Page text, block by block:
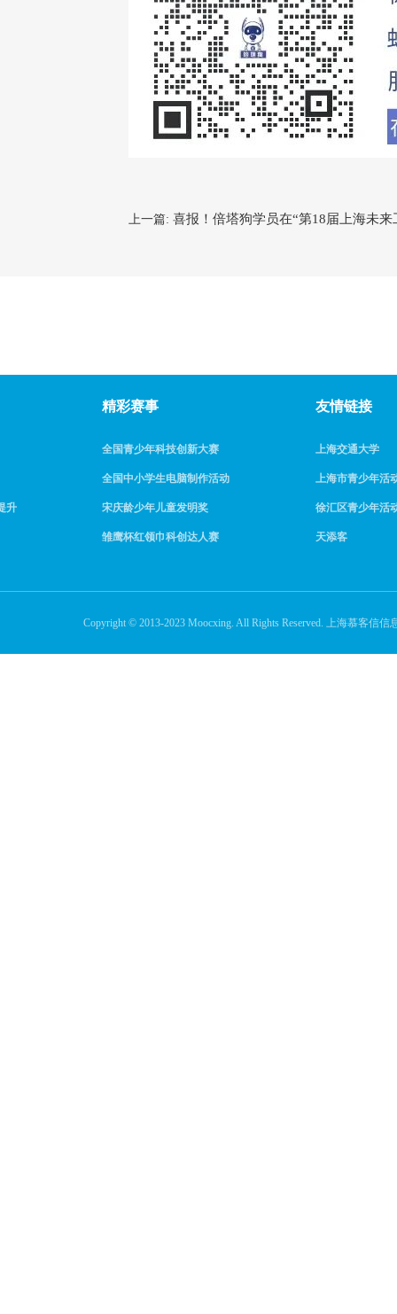
上一篇: 喜报！倍塔狗学员在“第18届上海未
升
精彩赛事
全国青少年科技创新大赛
全国中小学生电脑制作活动
宋庆龄少年儿童发明奖
雏鹰杯红领巾科创达人赛
友情链接
上海交通大学
上海市青少年活
徐汇区青少年活
天添客
Copyright © 2013-2023 Moocxing. All Rights Reserved. 上海慕客